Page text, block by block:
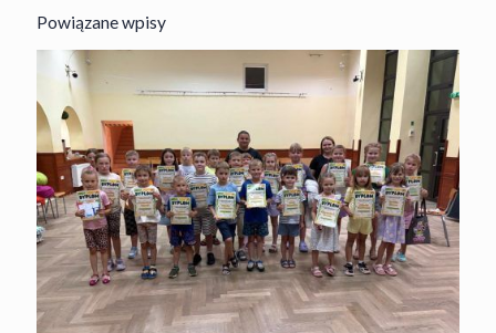
Powiązane wpisy